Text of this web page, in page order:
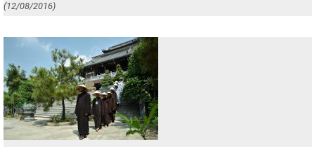
(12/08/2016)